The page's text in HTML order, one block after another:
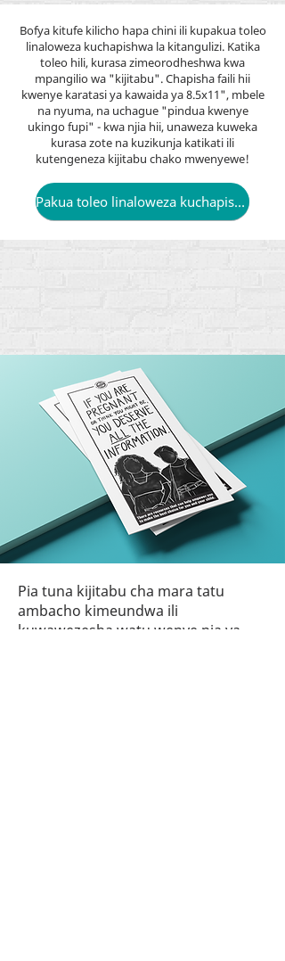
Bofya kitufe kilicho hapa chini ili kupakua toleo
linaloweza kuchapishwa la kitangulizi. Katika
toleo hili, kurasa zimeorodheshwa kwa
mpangilio wa "kijitabu". Chapisha faili hii
kwenye karatasi ya kawaida ya 8.5x11", mbele
na nyuma, na uchague "pindua kwenye
ukingo fupi" - kwa njia hii, unaweza kuweka
kurasa zote na kuzikunja katikati ili
kutengeneza kijitabu chako mwenyewe!
Pakua toleo linaloweza kuchapishwa
Pia tuna kijitabu cha mara tatu
ambacho kimeundwa ili
kuwawezesha watu wenye nia ya